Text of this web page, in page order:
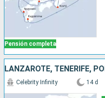
Pensión completa
Celebrity Infinity 14 d